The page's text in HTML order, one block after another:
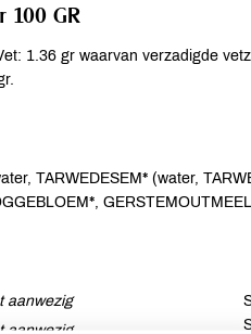
100 GR
1.36 gr waarvan verzadigde
TARWEDESEM* (water,
aanwezig
aanwezig